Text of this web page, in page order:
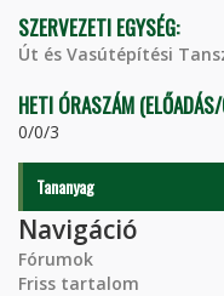
SZERVEZETI EGYSÉG:
Út és Vasútépítési
HETI ÓRASZÁM
0/0/3
Tananyag
Navigáció
Fórumok
Friss tartalom